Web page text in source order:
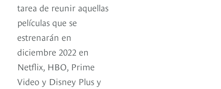
tarea de reunir aquellas
películas que se
estrenarán en
diciembre 2022 en
Netflix, HBO, Prime
Video y Disney Plus y